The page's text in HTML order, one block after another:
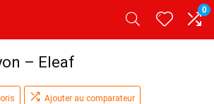
0
– Eleaf
Ajouter au comparateur